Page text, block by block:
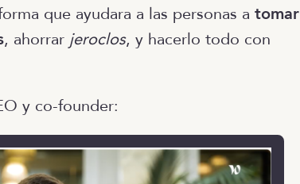
que ayudara a las personas a tomar
, ahorrar jeroclos, y hacerlo todo con
y co-founder: